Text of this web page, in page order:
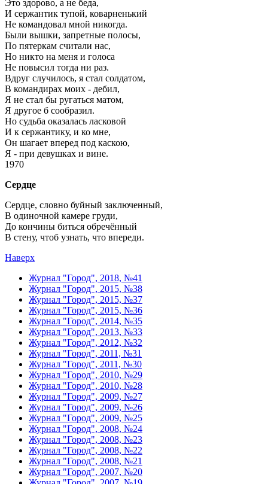
Это здорово, а не беда,
И сержантик тупой, коварненький
Не командовал мной никогда.
Были вышки, запретные полосы,
По пятеркам считали нас,
Но никто на меня и голоса
Не повысил тогда ни раз.
Вдруг случилось, я стал солдатом,
В командирах моих - дебил,
Я не стал бы ругаться матом,
Я другое б сообразил.
Но судьба оказалась ласковой
И к сержантику, и ко мне,
Он шагает вперед под каскою,
Я - при девушках и вине.
1970
Сердце
Сердце, словно буйный заключенный,
В одиночной камере груди,
До кончины биться обречённый
В стену, чтоб узнать, что впереди.
Наверх
Журнал "Город", 2018, №41
Журнал "Город", 2015, №38
Журнал "Город", 2015, №37
Журнал "Город", 2015, №36
Журнал "Город", 2014, №35
Журнал "Город", 2013, №33
Журнал "Город", 2012, №32
Журнал "Город", 2011, №31
Журнал "Город", 2011, №30
Журнал "Город", 2010, №29
Журнал "Город", 2010, №28
Журнал "Город", 2009, №27
Журнал "Город", 2009, №26
Журнал "Город", 2009, №25
Журнал "Город", 2008, №24
Журнал "Город", 2008, №23
Журнал "Город", 2008, №22
Журнал "Город", 2008, №21
Журнал "Город", 2007, №20